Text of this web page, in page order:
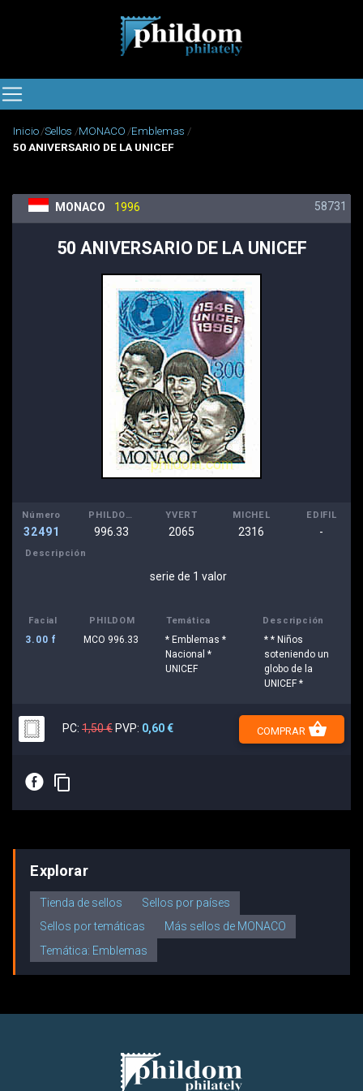
Inicio Sellos MONACO Emblemas
50 ANIVERSARIO DE LA UNICEF
MONACO 1996 58731
50 ANIVERSARIO DE LA UNICEF
Número
32491
PHILDOM
996.33
YVERT
2065
MICHEL
2316
EDIFIL
-
Descripción
serie de 1 valor
Facial PHILDOM Temática Descripción
3.00 f MCO 996.33
* Emblemas *
Nacional *
UNICEF
* * Niños
soteniendo un
globo de la
UNICEF *
PC: 1,50 € PVP: 0,60 € COMPRAR shopping_basket
E content_copy
Explorar
Tienda de sellos
Sellos por países
Sellos por temáticas
Más sellos de MONACO
Temática: Emblemas